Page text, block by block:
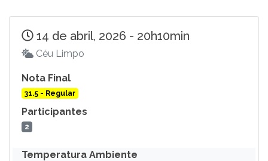
14 de abril, 2026 - 20h10min
Céu Limpo
Nota Final
31.5 - Regular
Participantes
2
Temperatura Ambiente